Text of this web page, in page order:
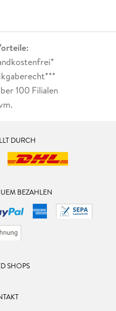
100 Filialen
DURCH
BEZAHLEN
SHOPS